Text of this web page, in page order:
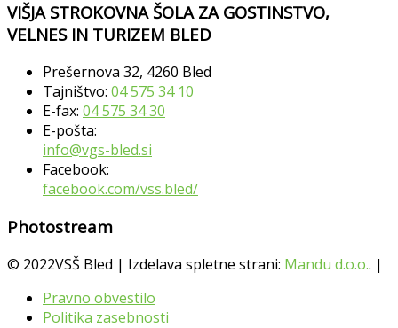
VIŠJA STROKOVNA ŠOLA ZA GOSTINSTVO,
VELNES IN TURIZEM BLED
Prešernova 32, 4260 Bled
Tajništvo: 04 575 34 10
E-fax: 04 575 34 30
E-pošta:
info@vgs-bled.si
Facebook:
facebook.com/vss.bled/
Photostream
© 2022VSŠ Bled | Izdelava spletne strani: Mandu d.o.o.. |
Pravno obvestilo
Politika zasebnosti